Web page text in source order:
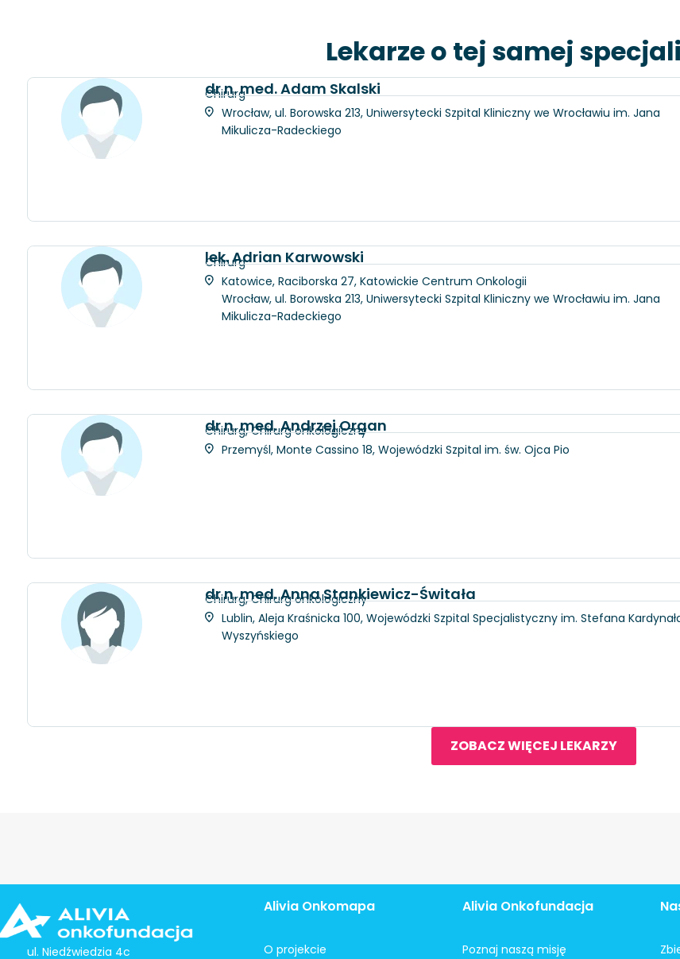
Lekarze o tej samej
dr n. med. Adam Skalski
Chirurg
Wrocław, ul. Borowska 213, Uniwersytecki Szpital Kliniczny we Wrocławiu im. Jana
Mikulicza-Radeckiego
lek. Adrian Karwowski
Chirurg
Katowice, Raciborska 27, Katowickie Centrum Onkologii
Wrocław, ul. Borowska 213, Uniwersytecki Szpital Kliniczny we Wrocławiu im. Jana
Mikulicza-Radeckiego
dr n. med. Andrzej Organ
Chirurg, Chirurg onkologiczny
Przemyśl, Monte Cassino 18, Wojewódzki Szpital im. św. Ojca Pio
dr n. med. Anna Stankiewicz-Świtała
Chirurg, Chirurg onkologiczny
Lublin, Aleja Kraśnicka 100, Wojewódzki Szpital Specjalistyczny im. Stefana
Wyszyńskiego
ZOBACZ WIĘCEJ LEKARZY
ul. Niedźwiedzia 4c
Alivia Onkomapa
O projekcie
Alivia Onkofundacja
Poznaj naszą misję